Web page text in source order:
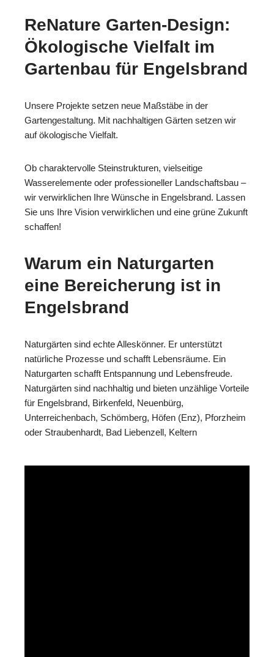
ReNature Garten-Design:
Ökologische Vielfalt im
Gartenbau für Engelsbrand
Unsere Projekte setzen neue Maßstäbe in der
Gartengestaltung. Mit nachhaltigen Gärten setzen wir
auf ökologische Vielfalt.
Ob charaktervolle Steinstrukturen, vielseitige
Wasserelemente oder professioneller Landschaftsbau –
wir verwirklichen Ihre Wünsche in Engelsbrand. Lassen
Sie uns Ihre Vision verwirklichen und eine grüne Zukunft
schaffen!
Warum ein Naturgarten
eine Bereicherung ist in
Engelsbrand
Naturgärten sind echte Alleskönner. Er unterstützt
natürliche Prozesse und schafft Lebensräume. Ein
Naturgarten schafft Entspannung und Lebensfreude.
Naturgärten sind nachhaltig und bieten unzählige Vorteile
für Engelsbrand, Birkenfeld, Neuenbürg,
Unterreichenbach, Schömberg, Höfen (Enz), Pforzheim
oder Straubenhardt, Bad Liebenzell, Keltern